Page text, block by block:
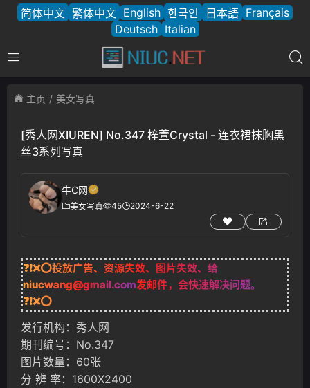
简体中文 繁体中文 English 한국인 日本語 Français
Deutsch Italian
主页 美女写真
[秀人网XIUREN] No.347 梓萱Crystal - 连衣裙抹胸黑
丝3系列写真
牛C网
美女写真 45 2024-6-22
❓❗❌⭕投放广告、资源失效、图片失效、给
niucwang@gmail.com发邮件，会快速解决问题。
❓❗❌⭕
发行机构：秀人网
期刊编号：No.347
图片数量：60张
分 辨 率：1600X2400